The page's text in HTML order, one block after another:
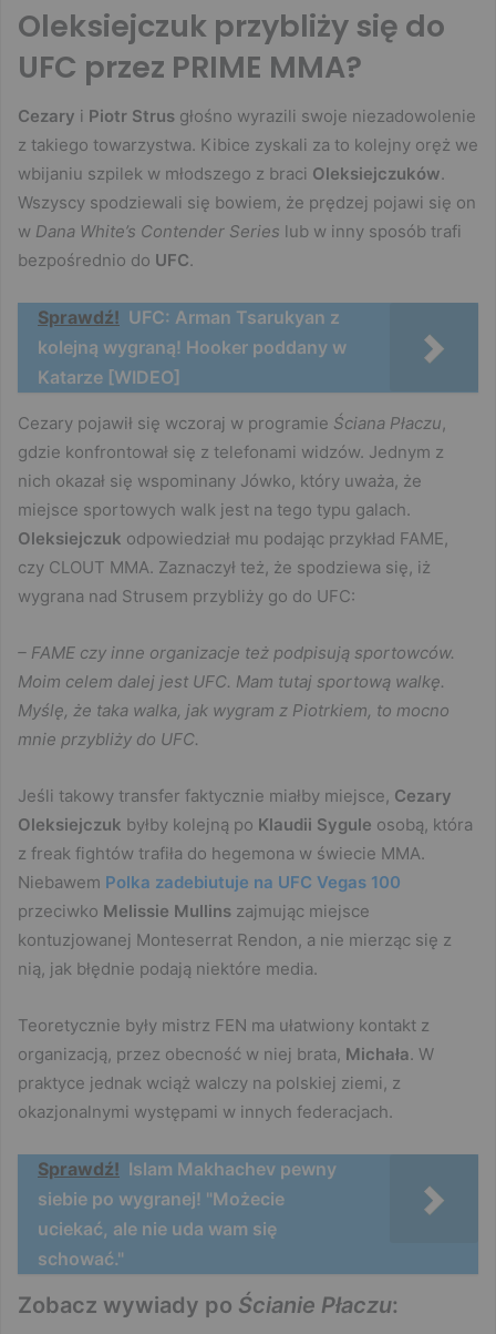
Oleksiejczuk przybliży się do
UFC przez PRIME MMA?
Cezary i Piotr Strus głośno wyrazili swoje niezadowolenie
z takiego towarzystwa. Kibice zyskali za to kolejny oręż we
wbijaniu szpilek w młodszego z braci Oleksiejczuków.
Wszyscy spodziewali się bowiem, że prędzej pojawi się on
w Dana White’s Contender Series lub w inny sposób trafi
bezpośrednio do UFC.
Sprawdź! UFC: Arman Tsarukyan z
kolejną wygraną! Hooker poddany w
Katarze [WIDEO]
Cezary pojawił się wczoraj w programie Ściana Płaczu,
gdzie konfrontował się z telefonami widzów. Jednym z
nich okazał się wspominany Jówko, który uważa, że
miejsce sportowych walk jest na tego typu galach.
Oleksiejczuk odpowiedział mu podając przykład FAME,
czy CLOUT MMA. Zaznaczył też, że spodziewa się, iż
wygrana nad Strusem przybliży go do UFC:
– FAME czy inne organizacje też podpisują sportowców.
Moim celem dalej jest UFC. Mam tutaj sportową walkę.
Myślę, że taka walka, jak wygram z Piotrkiem, to mocno
mnie przybliży do UFC.
Jeśli takowy transfer faktycznie miałby miejsce, Cezary
Oleksiejczuk byłby kolejną po Klaudii Sygule osobą, która
z freak fightów trafiła do hegemona w świecie MMA.
Niebawem Polka zadebiutuje na UFC Vegas 100
przeciwko Melissie Mullins zajmując miejsce
kontuzjowanej Monteserrat Rendon, a nie mierząc się z
nią, jak błędnie podają niektóre media.
Teoretycznie były mistrz FEN ma ułatwiony kontakt z
organizacją, przez obecność w niej brata, Michała. W
praktyce jednak wciąż walczy na polskiej ziemi, z
okazjonalnymi występami w innych federacjach.
Sprawdź! Islam Makhachev pewny
siebie po wygranej! "Możecie
uciekać, ale nie uda wam się
schować."
Zobacz wywiady po Ścianie Płaczu: